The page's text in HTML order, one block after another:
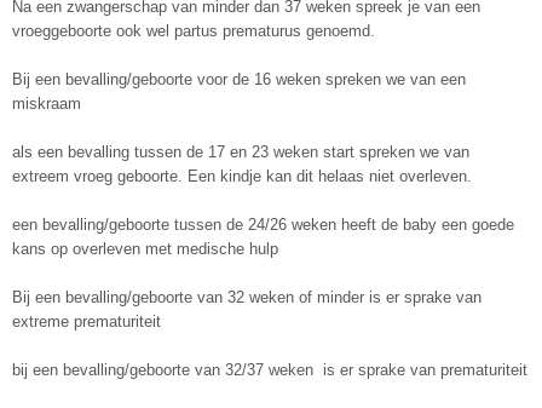
Na een zwangerschap van minder dan 37 weken spreek je van een
vroeggeboorte ook wel partus prematurus genoemd.
Bij een bevalling/geboorte voor de 16 weken spreken we van een
miskraam
als een bevalling tussen de 17 en 23 weken start spreken we van
extreem vroeg geboorte. Een kindje kan dit helaas niet overleven.
een bevalling/geboorte tussen de 24/26 weken heeft de baby een goede
kans op overleven met medische hulp
Bij een bevalling/geboorte van 32 weken of minder is er sprake van
extreme prematuriteit
bij een bevalling/geboorte van 32/37 weken is er sprake van prematuriteit